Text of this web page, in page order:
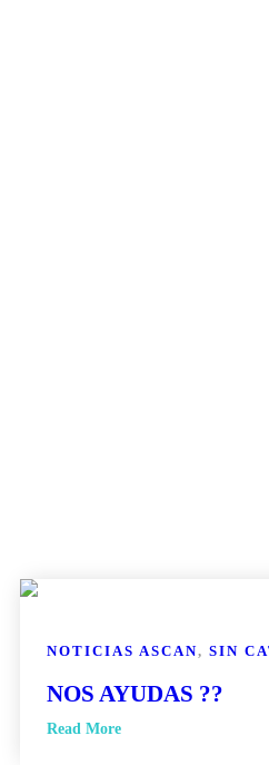
NOTICIAS ASCAN, SIN
NOS AYUDAS ??
Read More